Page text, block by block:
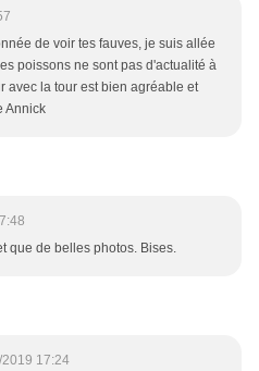
de voir tes fauves, je suis allée
poissons ne sont pas d'actualité à
avec la tour est bien agréable et
Annick
que de belles photos. Bises.
17:24